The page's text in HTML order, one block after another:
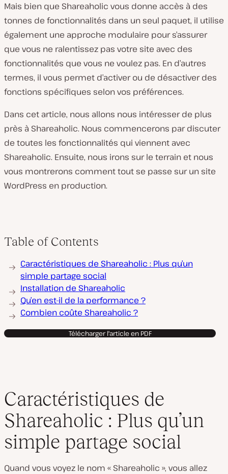
Mais bien que Shareaholic vous donne accès à des
tonnes de fonctionnalités dans un seul paquet, il utilise
également une approche modulaire pour s’assurer
que vous ne ralentissez pas votre site avec des
fonctionnalités que vous ne voulez pas. En d’autres
termes, il vous permet d’activer ou de désactiver des
fonctions spécifiques selon vos préférences.
Dans cet article, nous allons nous intéresser de plus
près à Shareaholic. Nous commencerons par discuter
de toutes les fonctionnalités qui viennent avec
Shareaholic. Ensuite, nous irons sur le terrain et nous
vous montrerons comment tout se passe sur un site
WordPress en production.
Table of Contents
Caractéristiques de Shareaholic : Plus qu’un
simple partage social
Installation de Shareaholic
Qu’en est-il de la performance ?
Combien coûte Shareaholic ?
Télécharger l'article en PDF
Caractéristiques de
Shareaholic : Plus qu’un
simple partage social
Quand vous voyez le nom « Shareaholic », vous allez